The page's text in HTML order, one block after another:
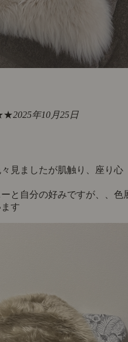
2025年10月25日
見ましたが肌触り、座り心
と自分の好みですが、、色
す